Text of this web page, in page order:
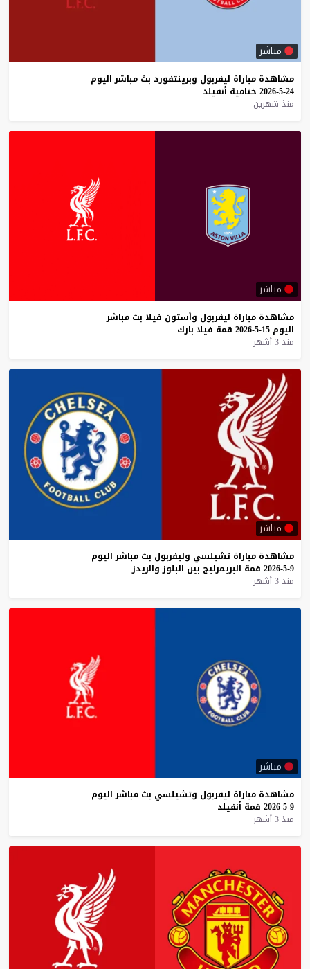
مباشر
مشاهدة مباراة ليفربول وبرينتفورد بث مباشر اليوم
24-5-2026
ختامية أنفيلد
منذ شهرين
مباشر
مشاهدة مباراة ليفربول وأستون فيلا بث مباشر
اليوم 15-5-2026 قمة فيلا بارك
منذ 3 أشهر
مباشر
مشاهدة مباراة تشيلسي وليفربول بث مباشر اليوم
9-5-2026
قمة البريمرليج بين البلوز والريدز
منذ 3 أشهر
مباشر
مشاهدة مباراة ليفربول وتشيلسي بث مباشر اليوم
9-5-2026
قمة أنفيلد
منذ 3 أشهر